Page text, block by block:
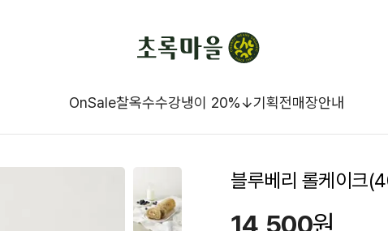
OnSale찰옥수수강냉이 20%↓기획전매장안내
블루베리 롤케이크
14,500원